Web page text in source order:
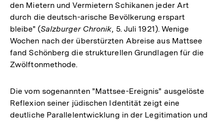
den Mietern und Vermietern Schikanen jeder Art
durch die deutsch-arische Bevölkerung erspart
bleibe" (Salzburger Chronik, 5. Juli 1921). Wenige
Wochen nach der überstürzten Abreise aus Mattsee
fand Schönberg die strukturellen Grundlagen für die
Zwölftonmethode.
Die vom sogenannten "Mattsee-Ereignis" ausgelöste
Reflexion seiner jüdischen Identität zeigt eine
deutliche Parallelentwicklung in der Legitimation und